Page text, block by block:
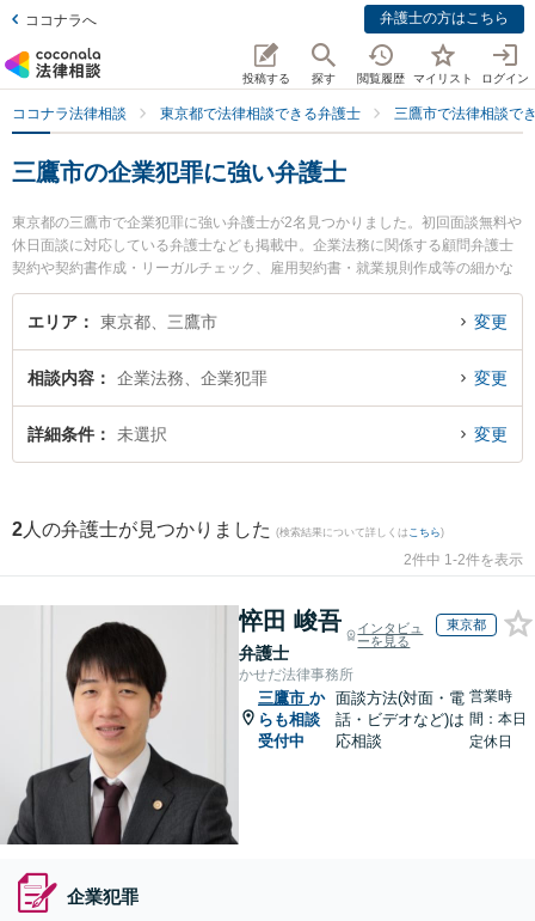
ココナラへ 弁護士の方はこちら
投稿する 探す 閲覧履歴 マイリスト ログイン
ココナラ法律相談 東京都で法律相談できる弁護士 三鷹市で法律相談で
三鷹市の企業犯罪に強い弁護士
東京都の三鷹市で企業犯罪に強い弁護士が2名見つかりました。初回面談無料や
休日面談に対応している弁護士なども掲載中。企業法務に関係する顧問弁護士
契約や契約書作成・リーガルチェック、雇用契約書・就業規則作成等の細かな
分野での絞り込み検索もでき便利です。特に関総合法律事務所の関 真悟弁護士
や三鷹の森法律事務所の薦田 知浩弁護士のプロフィール情報や弁護士費用、強
近くの弁護士を検索したい』『初回相談無料で企業犯罪を法律相談できる三鷹
市内の弁護士に相談予約したい』などでお困りの相談者さんにおすすめです。
エリア 東京都、三鷹市 変更
相談内容 企業法務、企業犯罪 変更
詳細条件 未選択 変更
2 人の弁護士が見つかりました (検索結果について詳しくは こちら)
2件中 1-2件を表示
悴田 峻吾
弁護士
インタビュ
ーを見る
東京都
かせだ法律事務所
三鷹市 か
らも相談
受付中
面談方法(対面・電
話・ビデオなど)は
応相談
営業時
間：本日
定休日
企業犯罪